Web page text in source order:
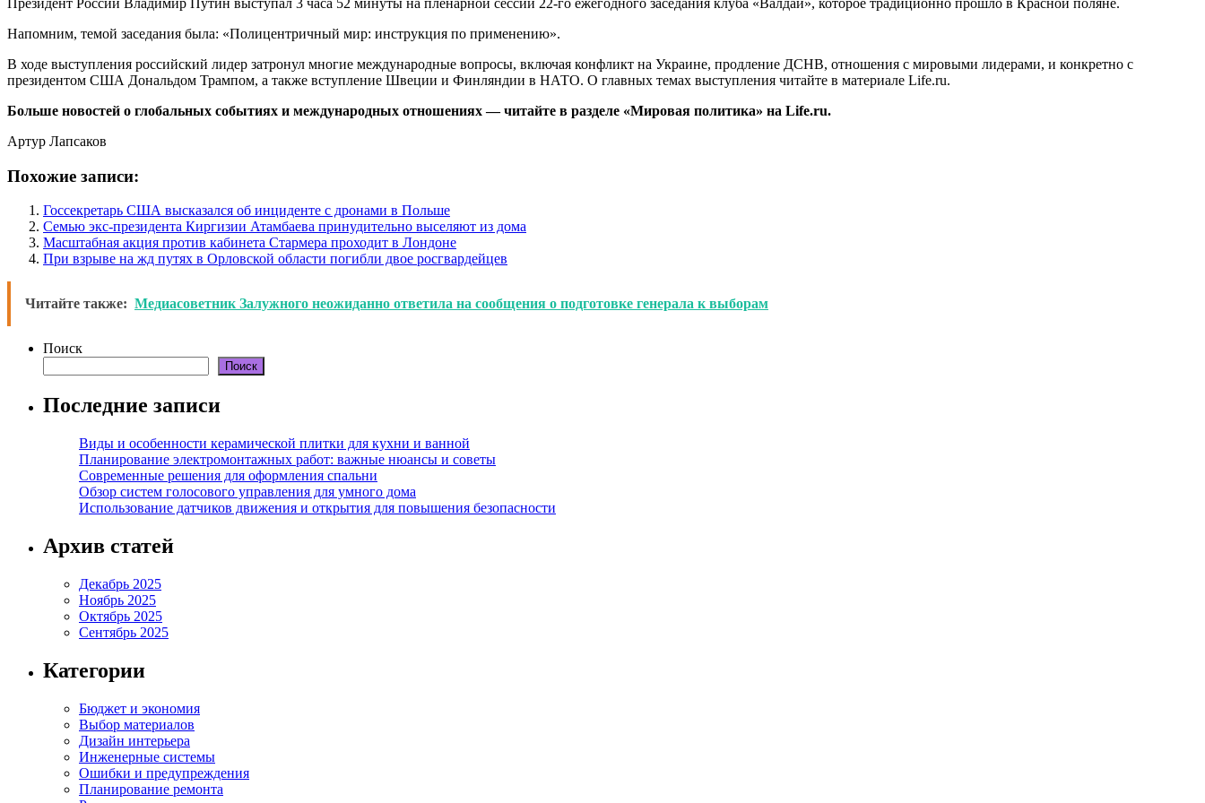
Напомним, темой заседания была: «Полицентричный мир: инструкция по применению».
В ходе выступления российский лидер затронул многие международные вопросы, включая конфликт на Украине, продление ДСНВ, отношения с мировыми лидерами, и конкретно с
президентом США Дональдом Трампом, а также вступление Швеции и Финляндии в НАТО. О главных темах выступления читайте в материале Life.ru.
Больше новостей о глобальных событиях и международных отношениях — читайте в разделе «Мировая политика» на Life.ru.
Артур Лапсаков
Похожие записи:
Госсекретарь США высказался об инциденте с дронами в Польше
Семью экс-президента Киргизии Атамбаева принудительно выселяют из дома
Масштабная акция против кабинета Стармера проходит в Лондоне
При взрыве на жд путях в Орловской области погибли двое росгвардейцев
Читайте также: Медиасоветник Залужного неожиданно ответила на сообщения о подготовке генерала к выборам
Поиск
Поиск
Последние записи
Виды и особенности керамической плитки для кухни и ванной
Планирование электромонтажных работ: важные нюансы и советы
Современные решения для оформления спальни
Обзор систем голосового управления для умного дома
Использование датчиков движения и открытия для повышения безопасности
Архив статей
Декабрь 2025
Ноябрь 2025
Октябрь 2025
Сентябрь 2025
Категории
Бюджет и экономия
Выбор материалов
Дизайн интерьера
Инженерные системы
Ошибки и предупреждения
Планирование ремонта